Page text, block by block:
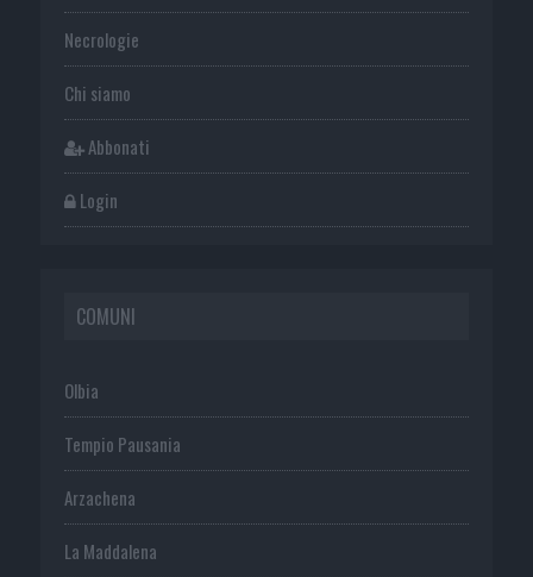
Necrologie
Chi siamo
Abbonati
Login
COMUNI
Olbia
Tempio Pausania
Arzachena
La Maddalena